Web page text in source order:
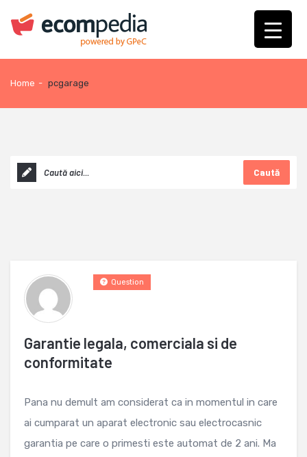
Home - pcgarage
Caută
Garantie legala, comerciala si de
conformitate
Question
Pana nu demult am considerat ca in momentul in care
ai cumparat un aparat electronic sau electrocasnic
garantia pe care o primesti este automat de 2 ani. Ma